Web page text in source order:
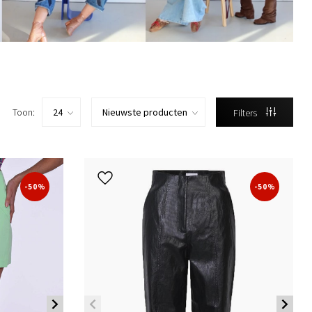
Toon: Filters
-50% -50%